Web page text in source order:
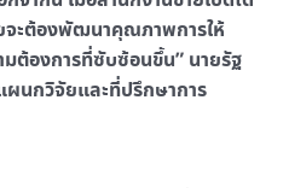
ะต้องพัฒนาคุณภาพการให้
ต้องการที่ซับซ้อนขึ้น” นายรัฐ
นกวิจัยและที่ปรึกษาการ